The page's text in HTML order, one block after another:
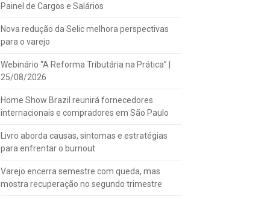
Painel de Cargos e Salários
Nova redução da Selic melhora perspectivas
para o varejo
Webinário “A Reforma Tributária na Prática” |
25/08/2026
Home Show Brazil reunirá fornecedores
internacionais e compradores em São Paulo
Livro aborda causas, sintomas e estratégias
para enfrentar o burnout
Varejo encerra semestre com queda, mas
mostra recuperação no segundo trimestre